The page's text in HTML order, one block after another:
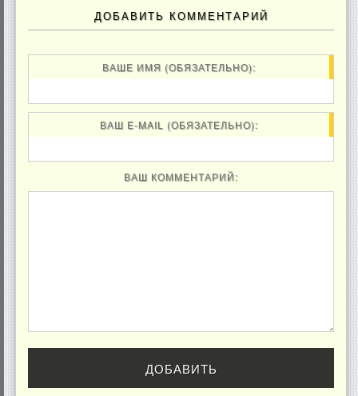
ДОБАВИТЬ КОММЕНТАРИЙ
ВАШЕ ИМЯ (ОБЯЗАТЕЛЬНО):
ВАШ E-MAIL (ОБЯЗАТЕЛЬНО):
ВАШ КОММЕНТАРИЙ: